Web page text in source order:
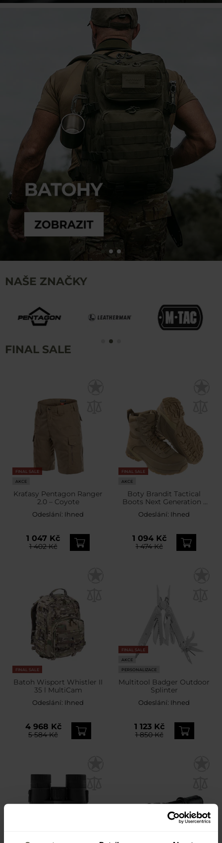
NAŠE ZNAČKY
FINAL SALE
FINAL SALE
AKCE
Kraťasy Pentagon Ranger
2.0 – Coyote
Odeslání: Ihned
1 047 Kč
1 402 Kč
FINAL SALE
AKCE
Boty Brandit Tactical
Boots Next Generation -
Beige
Odeslání: Ihned
1 094 Kč
1 474 Kč
FINAL SALE
Batoh Wisport Whistler II
35 l MultiCam
Odeslání: Ihned
4 968 Kč
5 584 Kč
FINAL SALE
AKCE
PERSONALIZACE
Multitool Badger Outdoor
Splinter
Odeslání: Ihned
1 123 Kč
1 850 Kč